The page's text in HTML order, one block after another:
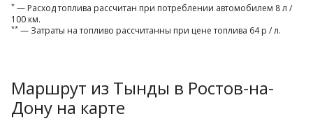
* — Расход топлива рассчитан при потреблении автомобилем 8 л /
100 км.
** — Затраты на топливо рассчитанны при цене топлива 64 р / л.
Маршрут из Тынды в Ростов-на-
Дону на карте